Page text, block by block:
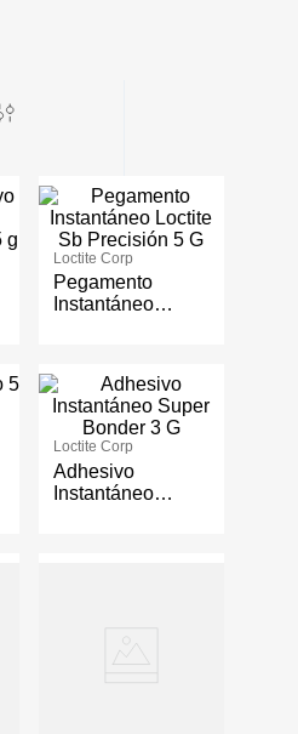
Loctite Corp
Pegamento
Instantáneo
Loctite Corp
Adhesivo
Instantáneo